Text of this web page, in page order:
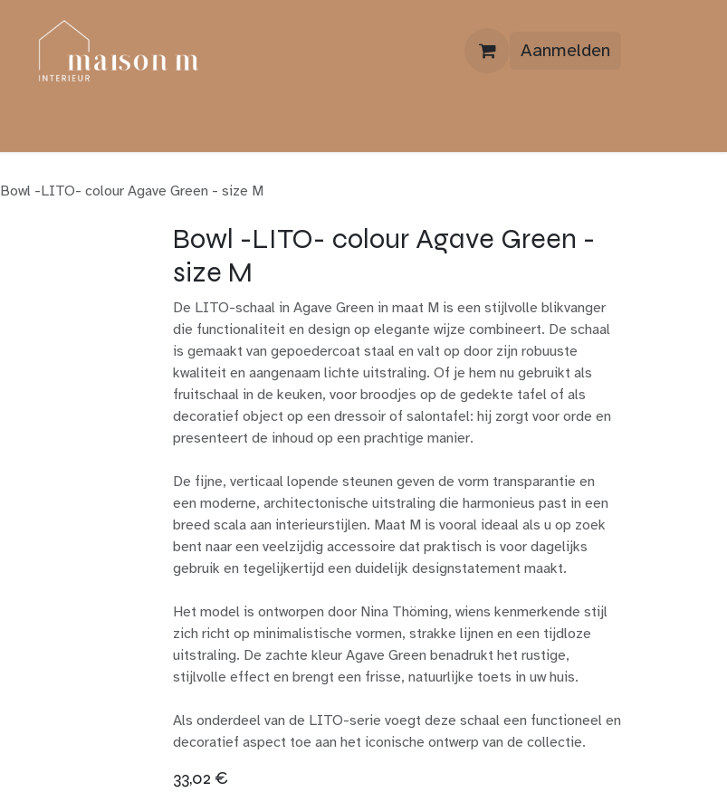
Aanmelden
Bowl -LITO- colour Agave Green - size M
Bowl -LITO- colour Agave Green -
size M
De LITO-schaal in Agave Green in maat M is een stijlvolle blikvanger
die functionaliteit en design op elegante wijze combineert. De schaal
is gemaakt van gepoedercoat staal en valt op door zijn robuuste
kwaliteit en aangenaam lichte uitstraling. Of je hem nu gebruikt als
fruitschaal in de keuken, voor broodjes op de gedekte tafel of als
decoratief object op een dressoir of salontafel: hij zorgt voor orde en
presenteert de inhoud op een prachtige manier.
De fijne, verticaal lopende steunen geven de vorm transparantie en
een moderne, architectonische uitstraling die harmonieus past in een
breed scala aan interieurstijlen. Maat M is vooral ideaal als u op zoek
bent naar een veelzijdig accessoire dat praktisch is voor dagelijks
gebruik en tegelijkertijd een duidelijk designstatement maakt.
Het model is ontworpen door Nina Thöming, wiens kenmerkende stijl
zich richt op minimalistische vormen, strakke lijnen en een tijdloze
uitstraling. De zachte kleur Agave Green benadrukt het rustige,
stijlvolle effect en brengt een frisse, natuurlijke toets in uw huis.
Als onderdeel van de LITO-serie voegt deze schaal een functioneel en
decoratief aspect toe aan het iconische ontwerp van de collectie.
33,02 €